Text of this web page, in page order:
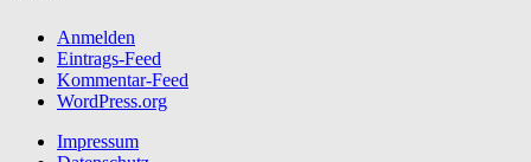
Anmelden
Eintrags-Feed
Kommentar-Feed
WordPress.org
Impressum